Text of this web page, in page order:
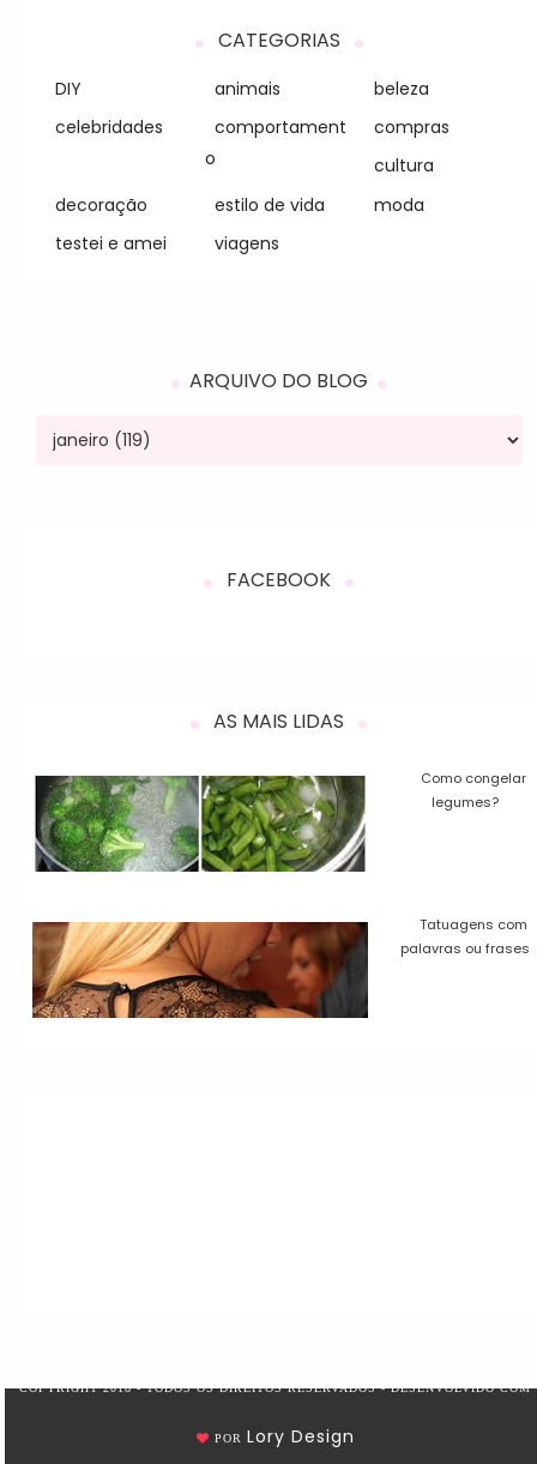
CATEGORIAS
DIY animais
beleza
celebridades
comportament
o
compras
cultura
decoração
estilo de vida
moda
testei e amei
viagens
ARQUIVO DO BLOG
FACEBOOK
AS MAIS LIDAS
Como congelar
legumes?
Tatuagens com
palavras ou frases
COPYRIGHT 2018 - TODOS OS DIREITOS RESERVADOS - DESENVOLVIDO COM
POR Lory Design